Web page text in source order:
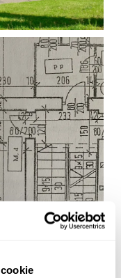
mieszkanie o